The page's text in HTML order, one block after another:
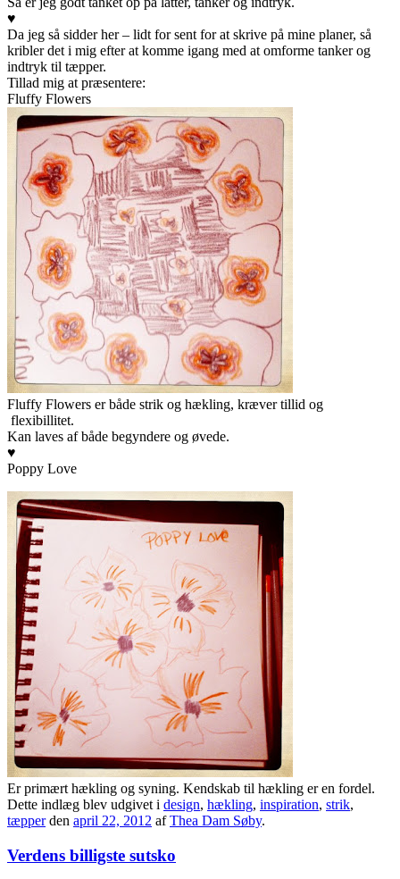
♥
Da jeg så sidder her – lidt for sent for at skrive på mine planer, så
kribler det i mig efter at komme igang med at omforme tanker og
indtryk til tæpper.
Tillad mig at præsentere:
Fluffy Flowers
Fluffy Flowers er både strik og hækling, kræver tillid og
flexibillitet.
Kan laves af både begyndere og øvede.
♥
Poppy Love
Er primært hækling og syning. Kendskab til hækling er en fordel.
Dette indlæg blev udgivet i design, hækling, inspiration, strik,
tæpperden april 22, 2012 afThea Dam Søby.
Verdens billigste sutsko